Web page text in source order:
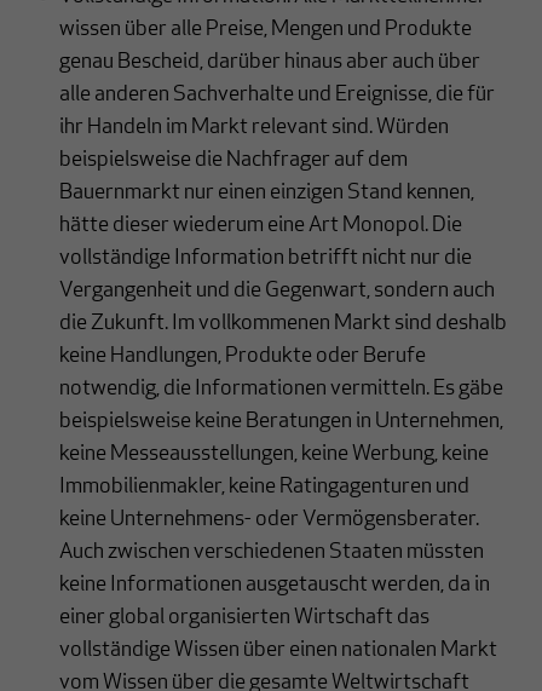
wissen über alle Preise, Mengen und Produkte
genau Bescheid, darüber hinaus aber auch über
alle anderen Sachverhalte und Ereignisse, die für
ihr Handeln im Markt relevant sind. Würden
beispielsweise die Nachfrager auf dem
Bauernmarkt nur einen einzigen Stand kennen,
hätte dieser wiederum eine Art Monopol. Die
vollständige Information betrifft nicht nur die
Vergangenheit und die Gegenwart, sondern auch
die Zukunft. Im vollkommenen Markt sind deshalb
keine Handlungen, Produkte oder Berufe
notwendig, die Informationen vermitteln. Es gäbe
beispielsweise keine Beratungen in Unternehmen,
keine Messeausstellungen, keine Werbung, keine
Immobilienmakler, keine Ratingagenturen und
keine Unternehmens- oder Vermögensberater.
Auch zwischen verschiedenen Staaten müssten
keine Informationen ausgetauscht werden, da in
einer global organisierten Wirtschaft das
vollständige Wissen über einen nationalen Markt
vom Wissen über die gesamte Weltwirtschaft